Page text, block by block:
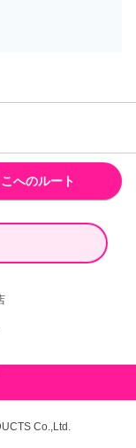
へのルート
Co.,Ltd.